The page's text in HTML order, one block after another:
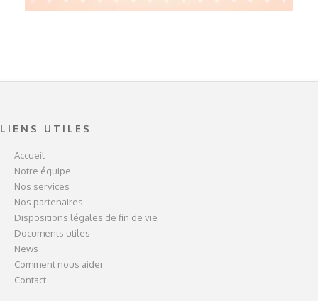
LIENS UTILES
Accueil
Notre équipe
Nos services
Nos partenaires
Dispositions légales de fin de vie
Documents utiles
News
Comment nous aider
Contact